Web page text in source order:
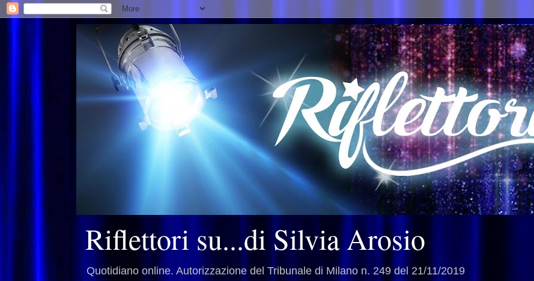
Riflettori su...di Silvia Arosio
Quotidiano online. Autorizzazione del Tribunale di Milano n. 249 del 21/11/2019